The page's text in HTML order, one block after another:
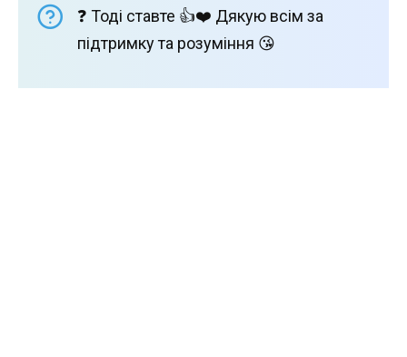
❓ Тоді ставте 👍❤️ Дякую всім за
підтримку та розуміння 😘